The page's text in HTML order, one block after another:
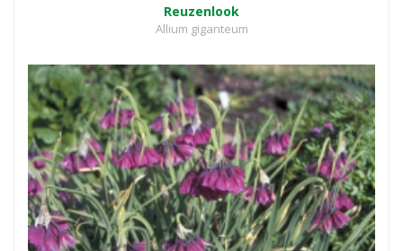
Reuzenlook
Allium giganteum